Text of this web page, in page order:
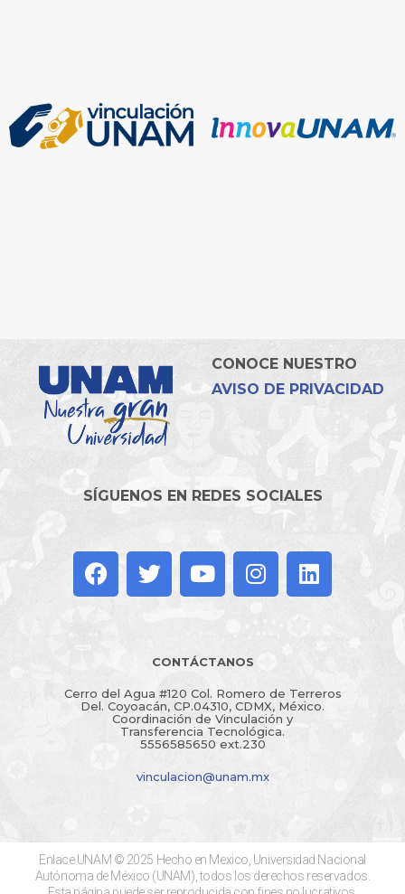
CONOCE NUESTRO
AVISO DE PRIVACIDAD
SÍGUENOS EN REDES SOCIALES
CONTÁCTANOS
Cerro del Agua #120 Col. Romero de Terreros
Del. Coyoacán, CP.04310, CDMX, México.
Coordinación de Vinculación y
Transferencia Tecnológica.
5556585650 ext.230
vinculacion@unam.mx
Enlace UNAM © 2025 Hecho en Mexico, Universidad Nacional
Autónoma de México (UNAM), todos los derechos reservados.